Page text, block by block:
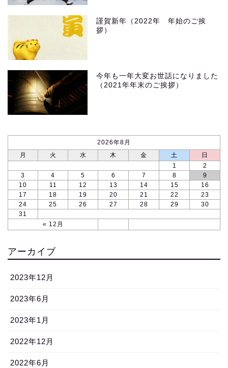
謹賀新年（2022年 年始のご挨
拶）
今年も一年大変お世話になりました
（2021年年末のご挨拶）
2026年8月
月
火 水 木 金 土 日
« 12月
1
2
3
4 5 6 7 8
9
10
11 12 13 14 15
16
17
18 19 20 21 22
23
24
25 26 27 28 29
30
31
アーカイブ
2023年12月
2023年6月
2023年1月
2022年12月
2022年6月